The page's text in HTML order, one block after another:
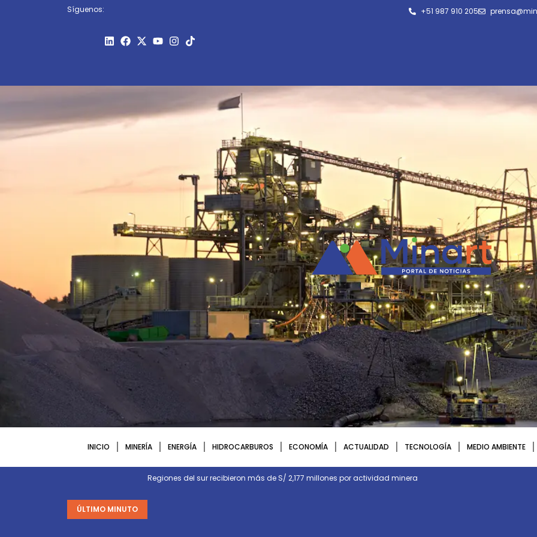
Síguenos: +51 987 910 205
INICIO MINERÍA ENERGÍA HIDROCARBUROS ECONOMÍA ACTUALIDAD TECNOLOGÍA MEDIO AMBIENTE
ÚLTIMO MINUTO
Regiones del sur recibieron más de S/ 2,177 millones por actividad minera